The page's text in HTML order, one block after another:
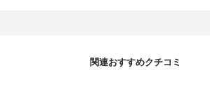
関連おすすめクチコミ